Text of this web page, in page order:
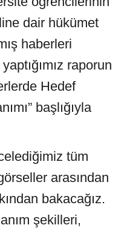
dair hükümet
haberleri
raporun
Hedef
başlığıyla
tüm
arasından
bakacağız.
şekilleri,